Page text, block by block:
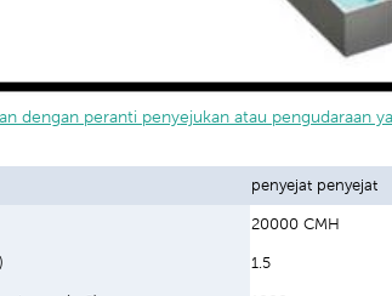
dengan peranti penyejukan atau pengudaraan
penyejat penyejat
20000 CMH
1.5